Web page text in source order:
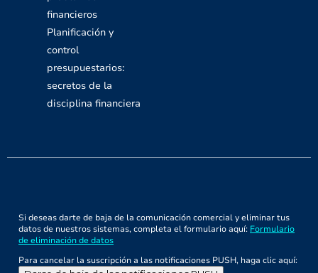
financieros
Planificación y
control
presupuestarios:
secretos de la
disciplina financiera
Si deseas darte de baja de la comunicación comercial y eliminar tus
datos de nuestros sistemas, completa el formulario aquí: Formulario
de eliminación de datos
Para cancelar la suscripción a las notificaciones PUSH, haga clic aquí: